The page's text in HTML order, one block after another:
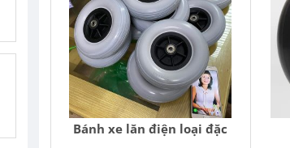
Bánh xe lăn điện loại đặc